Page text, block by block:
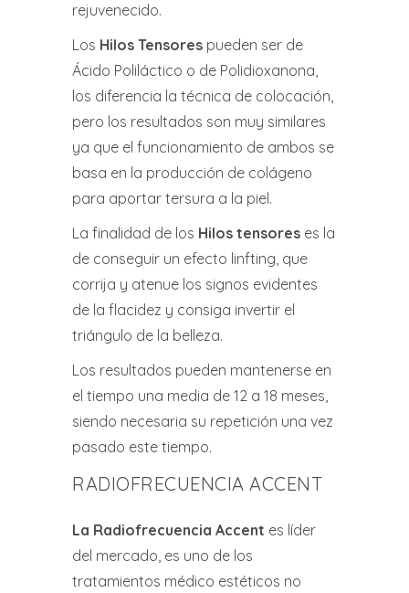
rejuvenecido.
Los Hilos Tensores pueden ser de
Ácido Poliláctico o de Polidioxanona,
los diferencia la técnica de colocación,
pero los resultados son muy similares
ya que el funcionamiento de ambos se
basa en la producción de colágeno
para aportar tersura a la piel.
La finalidad de los Hilos tensores es la
de conseguir un efecto linfting, que
corrija y atenue los signos evidentes
de la flacidez y consiga invertir el
triángulo de la belleza.
Los resultados pueden mantenerse en
el tiempo una media de 12 a 18 meses,
siendo necesaria su repetición una vez
pasado este tiempo.
RADIOFRECUENCIA ACCENT
La Radiofrecuencia Accent es líder
del mercado, es uno de los
tratamientos médico estéticos no